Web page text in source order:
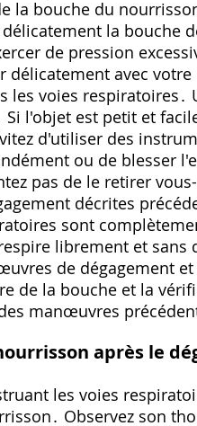
la bouche du
la bouche
de pression
délicatement avec
les voies
l'objet est petit et
d'utiliser des
ou de blesser
pas de le retirer
décrites
sont
librement et
de dégagement
de la bouche et la
manœuvres
après le
les voies
Observez son